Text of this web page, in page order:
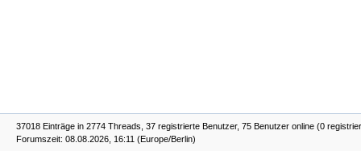
37018 Einträge in 2774 Threads, 37 registrierte Benutzer, 75 Benutzer online (0
Forumszeit: 08.08.2026, 16:11 (Europe/Berlin)